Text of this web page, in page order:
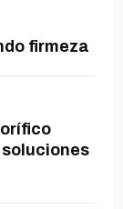
firmeza